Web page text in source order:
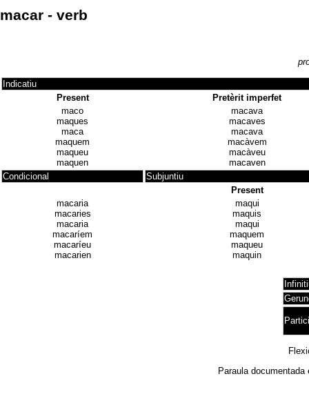
macar - verb
Indicatiu
Present
Pretèrit imperfet
maco
maques
maca
maquem
maqueu
maquen
macava
macaves
macava
macàvem
macàveu
macaven
Condicional
Subjuntiu
Present
macaria
macaries
macaria
macaríem
macaríeu
macarien
maqui
maquis
maqui
maquem
maqueu
maquin
Paraula